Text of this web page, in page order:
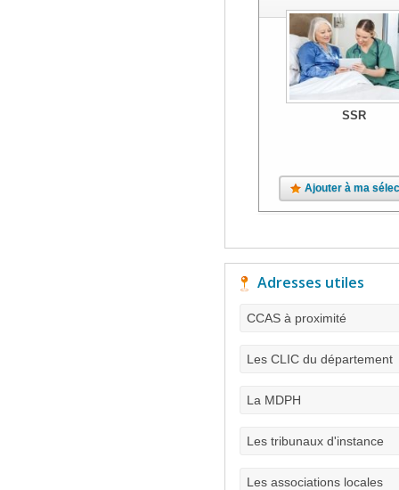
SSR
Ajouter à ma
Adresses utiles
CCAS à proximité
Les CLIC du département
La MDPH
Les tribunaux d'instance
Les associations locales